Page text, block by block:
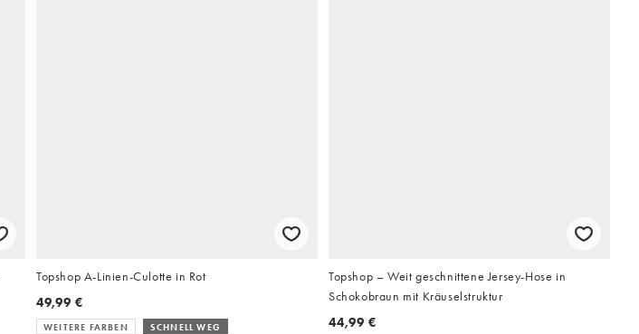
Topshop A-Linien-Culotte in Rot
49,99 €
WEITERE FARBEN SCHNELL WEG
Topshop – Weit geschnittene Jersey-Hose in
Schokobraun mit Kräuselstruktur
44,99 €